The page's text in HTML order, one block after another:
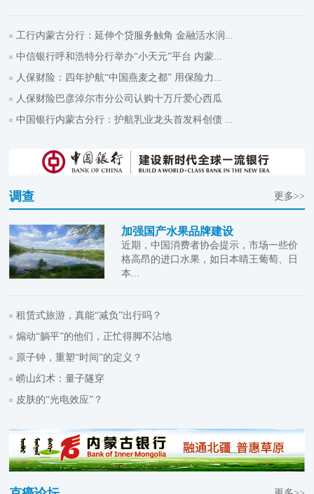
工行内蒙古分行：延伸个贷服务触角 金融活水润...
中信银行呼和浩特分行举办“小天元”平台 内蒙...
人保财险：四年护航“中国燕麦之都” 用保险力...
人保财险巴彦淖尔市分公司认购十万斤爱心西瓜
中国银行内蒙古分行：护航乳业龙头首发科创债 ...
调查 更多>>
加强国产水果品牌建设
近期，中国消费者协会提示，市场一些价
格高昂的进口水果，如日本晴王葡萄、日
本...
租赁式旅游，真能“减负”出行吗？
煽动“躺平”的他们，正忙得脚不沾地
原子钟，重塑“时间”的定义？
崂山幻术：量子隧穿
皮肤的“光电效应”？